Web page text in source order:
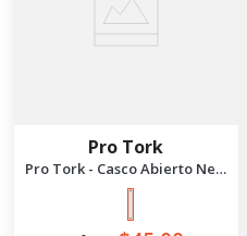
Pro Tork
Pro Tork - Casco Abierto New
Liberty 3 Mate S | Rosa